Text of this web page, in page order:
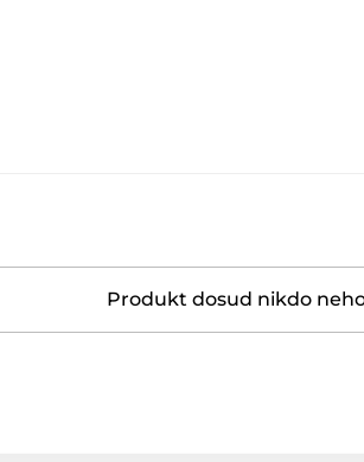
Produkt dosud nikdo